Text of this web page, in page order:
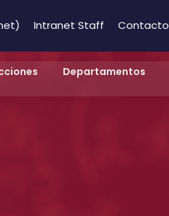
Intranet Staff Contacto
Departamentos